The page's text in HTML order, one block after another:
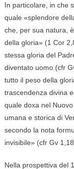
In particolare, in che
quale «splendore
che, per sua natura,
della gloria» (1 Cor
stessa gloria del
diventato uomo (cfr
tutto il peso della
trascendenza divina
quale doxa nel
umana e storica di
secondo la nota
invisibile» (cfr Gv
Nella prospettiva del